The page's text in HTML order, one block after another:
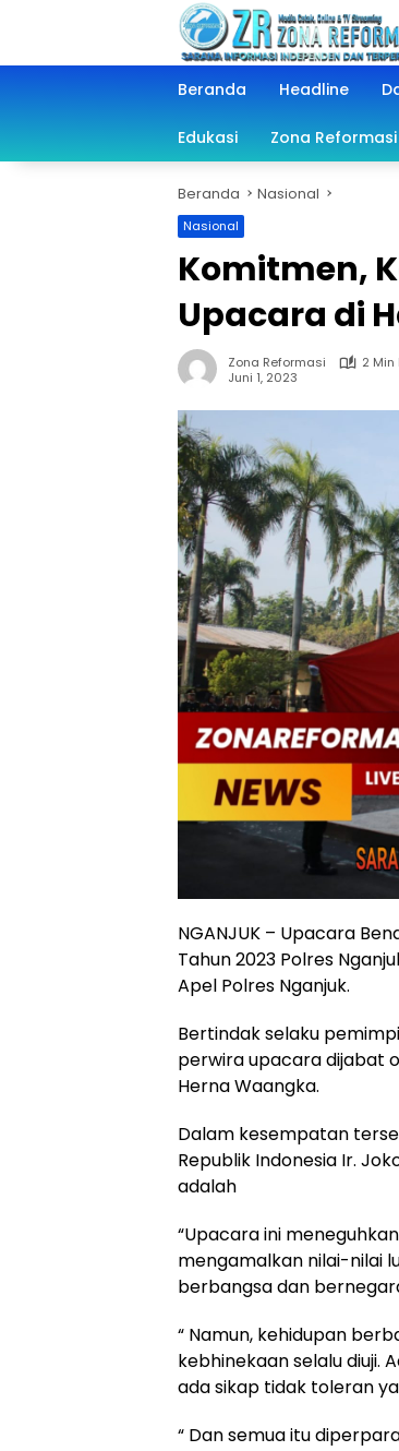
Beranda Headline
Edukasi Zona
Beranda Nasional
Nasional
Komitmen,
Upacara di
Zona Reformasi
2 Min
Juni 1, 2023
NGANJUK – Upacara
Tahun 2023 Polres
Apel Polres Nganjuk.
Bertindak selaku
perwira upacara dijabat
Herna Waangka.
Dalam kesempatan
Republik Indonesia Ir.
adalah
“Upacara ini
mengamalkan nilai-nilai
berbangsa dan
“ Namun, kehidupan
kebhinekaan selalu diuji.
ada sikap tidak toleran
“ Dan semua itu